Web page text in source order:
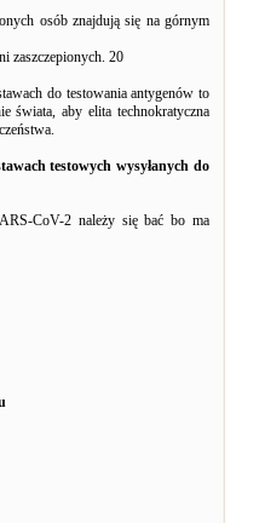
osób znajdują się na górnym
zaszczepionych. 20
do testowania antygenów to
świata, aby elita technokratyczna
testowych wysyłanych do
CoV-2 należy się bać bo ma